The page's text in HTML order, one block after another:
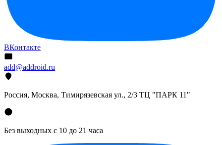
ВКонтакте
add@addroid.ru
Россия, Москва, Тимирязевская ул., 2/3 ТЦ "ПАРК 11"
Без выходных с 10 до 21 часа